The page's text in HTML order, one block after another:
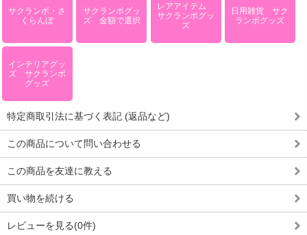
サクランボ・さ
くらんぼ
サクランボグッ
ズ 金額で選択
レアアイテム
サクランボグッ
ズ
日用雑貨 サク
ランボグッズ
インテリアグッ
ズ サクランボ
グッズ
特定商取引法に基づく表記 (返品など)
この商品について問い合わせる
この商品を友達に教える
買い物を続ける
レビューを見る(0件)